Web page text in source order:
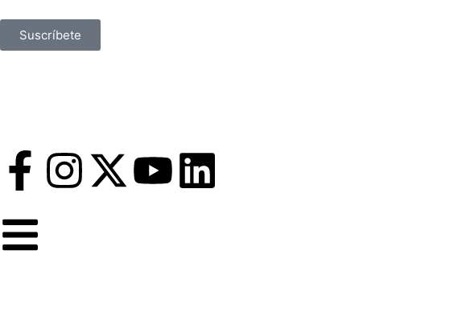
Suscríbete